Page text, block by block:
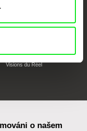
Visions du Réel
o našem